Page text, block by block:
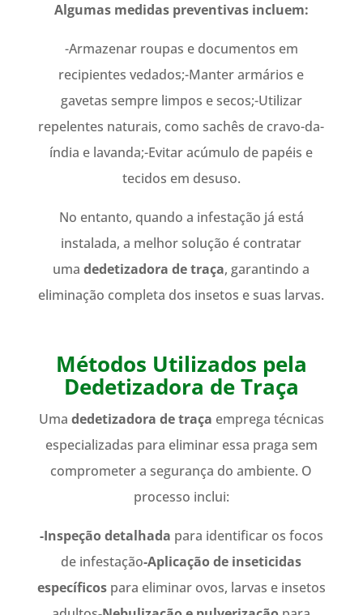
Algumas medidas preventivas incluem:
-Armazenar roupas e documentos em
recipientes vedados;-Manter armários e
gavetas sempre limpos e secos;-Utilizar
repelentes naturais, como sachês de cravo-da-
índia e lavanda;-Evitar acúmulo de papéis e
tecidos em desuso.
No entanto, quando a infestação já está
instalada, a melhor solução é contratar
umadedetizadora de traça, garantindo a
eliminação completa dos insetos e suas larvas.
Métodos Utilizados pela
Dedetizadora de Traça
Uma dedetizadora de traça emprega técnicas
especializadas para eliminar essa praga sem
comprometer a segurança do ambiente. O
processo inclui:
-Inspeção detalhada para identificar os focos
de infestação-Aplicação de inseticidas
específicospara eliminar ovos, larvas e insetos